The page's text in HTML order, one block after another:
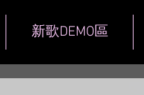
新歌DEMO區